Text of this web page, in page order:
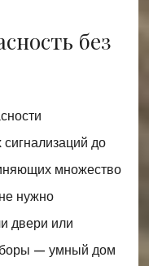
без
до
множество
нужно
двери или
— умный дом